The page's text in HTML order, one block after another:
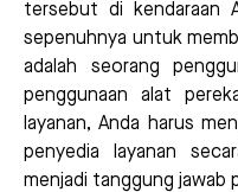
tersebut di kendaraan
sepenuhnya untuk
adalah seorang
penggunaan alat
layanan, Anda harus
penyedia layanan
menjadi tanggung jawab